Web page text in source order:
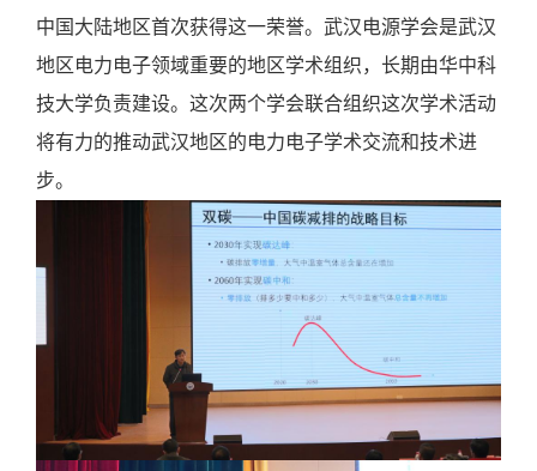
中国大陆地区首次获得这一荣誉。武汉电源学会是武汉
地区电力电子领域重要的地区学术组织，长期由华中科
技大学负责建设。这次两个学会联合组织这次学术活动
将有力的推动武汉地区的电力电子学术交流和技术进
步。